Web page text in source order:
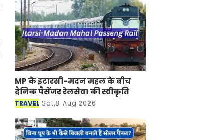
MP के इटारसी-मदन महल के बीच
दैनिक पैसेंजर रेलसेवा की स्वीकृति
TRAVEL Sat,8 Aug 2026